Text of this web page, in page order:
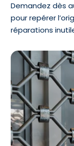
Demandez dès
pour repérer
réparations